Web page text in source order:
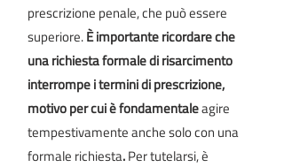
prescrizione penale, che può essere
superiore.È importante ricordare che
una richiesta formale di risarcimento
interrompe i termini di prescrizione,
motivo per cui è fondamentaleagire
tempestivamente anche solo con una
formale richiesta.Per tutelarsi, è